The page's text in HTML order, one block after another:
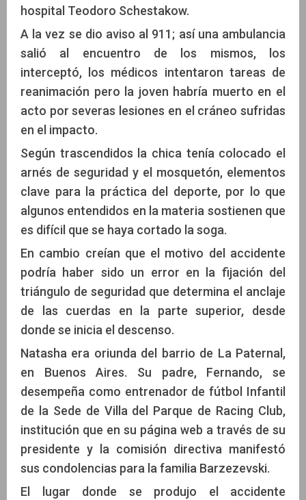
hospital Teodoro Schestakow.
A la vez se dio aviso al 911; así una ambulancia
salió al encuentro de los mismos, los
interceptó, los médicos intentaron tareas de
reanimación pero la joven habría muerto en el
acto por severas lesiones en el cráneo sufridas
en el impacto.
Según trascendidos la chica tenía colocado el
arnés de seguridad y el mosquetón, elementos
clave para la práctica del deporte, por lo que
algunos entendidos en la materia sostienen que
es difícil que se haya cortado la soga.
En cambio creían que el motivo del accidente
podría haber sido un error en la fijación del
triángulo de seguridad que determina el anclaje
de las cuerdas en la parte superior, desde
donde se inicia el descenso.
Natasha era oriunda del barrio de La Paternal,
en Buenos Aires. Su padre, Fernando, se
desempeña como entrenador de fútbol Infantil
de la Sede de Villa del Parque de Racing Club,
institución que en su página web a través de su
presidente y la comisión directiva manifestó
sus condolencias para la familia Barzezevski.
El lugar donde se produjo el accidente